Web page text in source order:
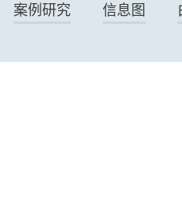
案例研究 信息图